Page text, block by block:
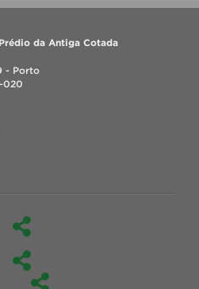
da Antiga Cotada
- Porto
020